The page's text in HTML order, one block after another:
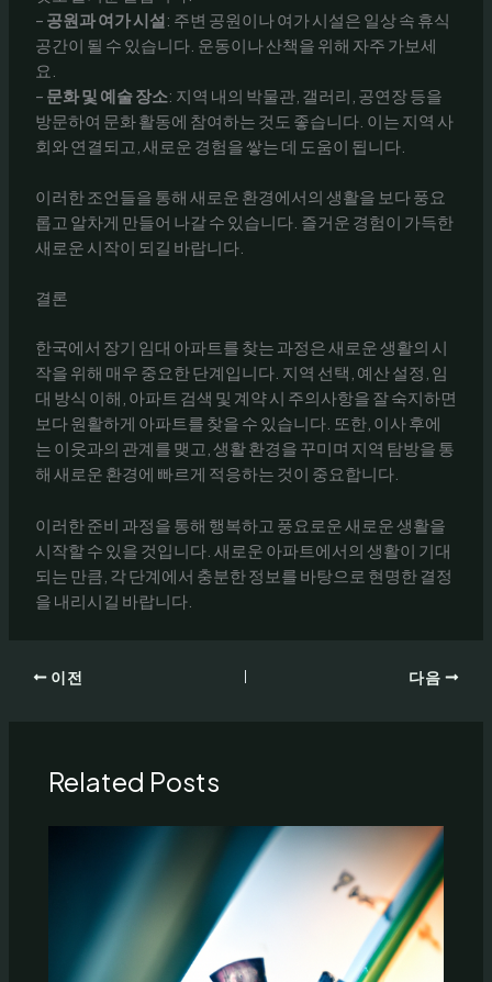
– 공원과 여가 시설: 주변 공원이나 여가 시설은 일상 속 휴식
공간이 될 수 있습니다. 운동이나 산책을 위해 자주 가보세
요.
– 문화 및 예술 장소: 지역 내의 박물관, 갤러리, 공연장 등을
방문하여 문화 활동에 참여하는 것도 좋습니다. 이는 지역 사
회와 연결되고, 새로운 경험을 쌓는 데 도움이 됩니다.
이러한 조언들을 통해 새로운 환경에서의 생활을 보다 풍요
롭고 알차게 만들어 나갈 수 있습니다. 즐거운 경험이 가득한
새로운 시작이 되길 바랍니다.
결론
한국에서 장기 임대 아파트를 찾는 과정은 새로운 생활의 시
작을 위해 매우 중요한 단계입니다. 지역 선택, 예산 설정, 임
대 방식 이해, 아파트 검색 및 계약 시 주의사항을 잘 숙지하면
보다 원활하게 아파트를 찾을 수 있습니다. 또한, 이사 후에
는 이웃과의 관계를 맺고, 생활 환경을 꾸미며 지역 탐방을 통
해 새로운 환경에 빠르게 적응하는 것이 중요합니다.
이러한 준비 과정을 통해 행복하고 풍요로운 새로운 생활을
시작할 수 있을 것입니다. 새로운 아파트에서의 생활이 기대
되는 만큼, 각 단계에서 충분한 정보를 바탕으로 현명한 결정
을 내리시길 바랍니다.
이전 다음
Related Posts